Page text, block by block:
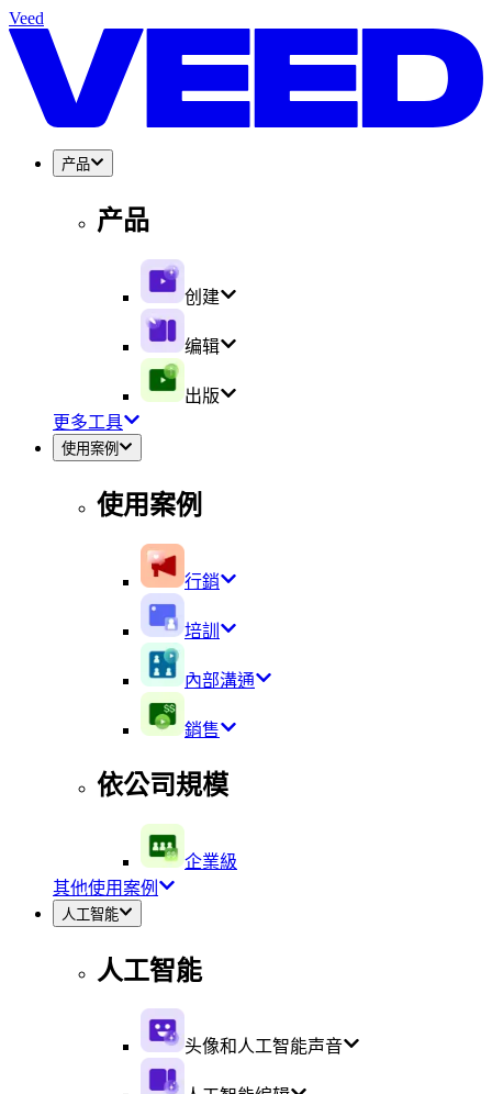
Veed
产品
产品
创建
编辑
出版
更多工具
使用案例
使用案例
行銷
培訓
內部溝通
銷售
依公司規模
企業級
其他使用案例
人工智能
人工智能
头像和人工智能声音